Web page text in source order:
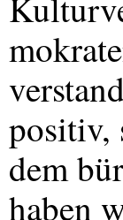
positiv,
dem
haben